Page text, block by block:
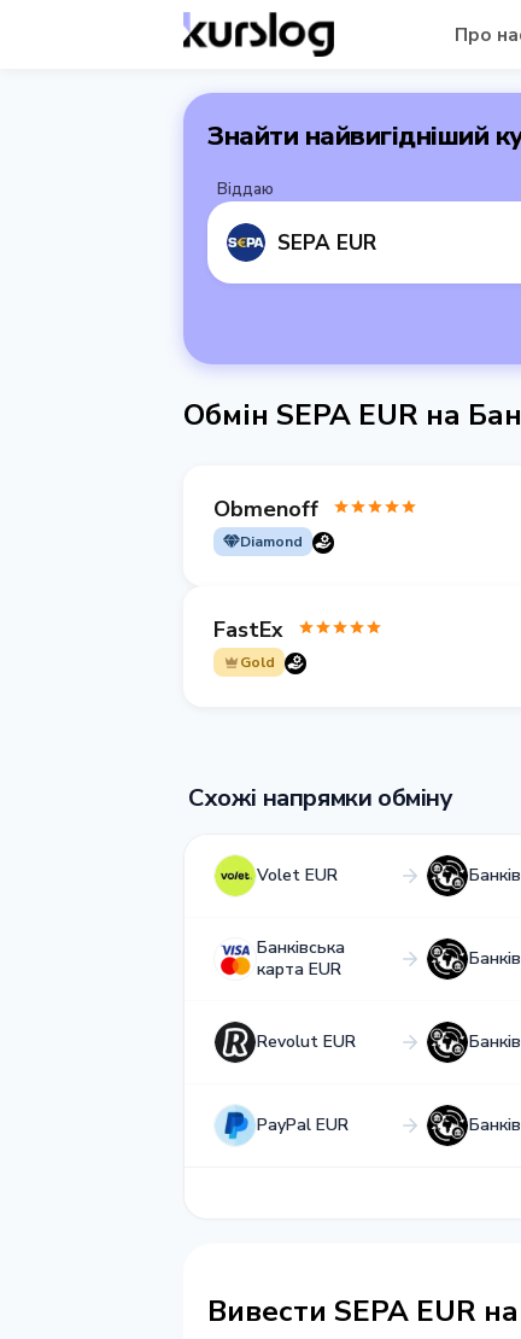
Про
Знайти найвигідніший
Віддаю
SEPA EUR
Обмін SEPA EUR на
Obmenoff
Diamond
FastEx
Gold
Схожі напрямки обміну
Volet EUR
Банківська
карта EUR
Revolut EUR
PayPal EUR
Вивести SEPA EUR